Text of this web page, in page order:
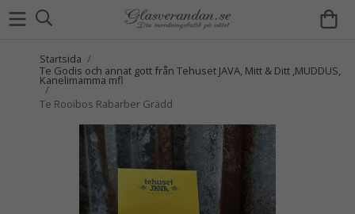
Startsida /
Te Godis och annat gott från Tehuset JAVA, Mitt & Ditt ,MUDDUS,
Kanelimamma mfl
/
Te Rooibos Rabarber Grädd